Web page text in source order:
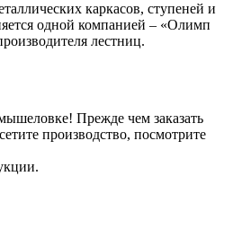
каркасов, ступеней и
одной компанией – «Олимп
лестниц.
Прежде чем заказать
производство, посмотрите